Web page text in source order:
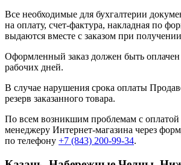
Все необходимые для бухгалтерии
на оплату, счет-фактура, накладная по
выдаются вместе с заказом при
Оформленный заказ должен быть оплачен
рабочих дней.
В случае нарушения срока оплаты
резерв заказанного товара.
По всем возникшим проблемам с оплатой
менеджеру Интернет-магазина через
по телефону +7 (843) 200-99-34.